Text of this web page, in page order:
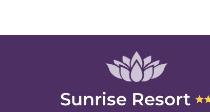
Sunrise Resort